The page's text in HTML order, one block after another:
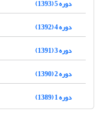
دوره 5 (1393)
دوره 4 (1392)
دوره 3 (1391)
دوره 2 (1390)
دوره 1 (1389)